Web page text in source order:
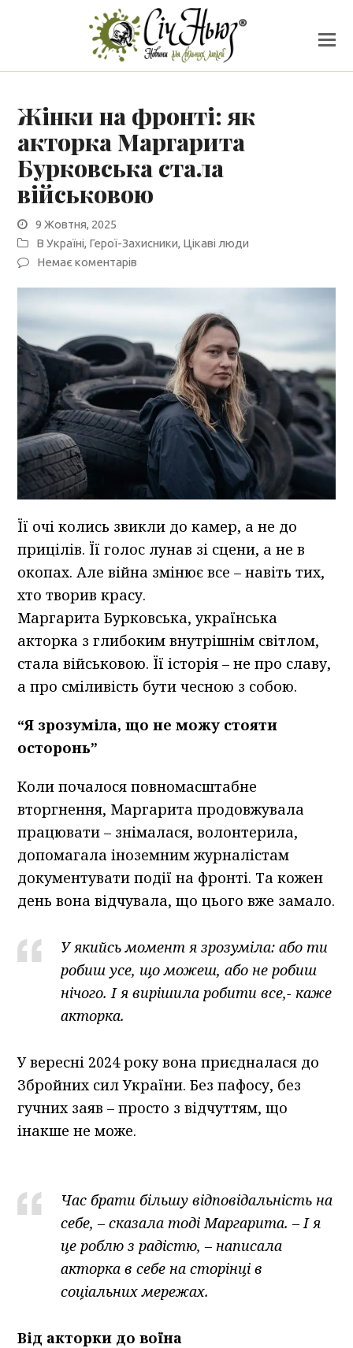
Жінки на фронті: як
акторка Маргарита
Бурковська стала
військовою
9 Жовтня, 2025
В Україні, Герої-Захисники, Цікаві люди
Немає коментарів
Її очі колись звикли до камер, а не до
прицілів. Її голос лунав зі сцени, а не в
окопах. Але війна змінює все – навіть тих,
хто творив красу.
Маргарита Бурковська, українська
акторка з глибоким внутрішнім світлом,
стала військовою. Її історія – не про славу,
а про сміливість бути чесною з собою.
“Я зрозуміла, що не можу стояти
осторонь”
Коли почалося повномасштабне
вторгнення, Маргарита продовжувала
працювати – знімалася, волонтерила,
допомагала іноземним журналістам
документувати події на фронті. Та кожен
день вона відчувала, що цього вже замало.
У якийсь момент я зрозуміла: або ти
робиш усе, що можеш, або не робиш
нічого. І я вирішила робити все,- каже
акторка.
У вересні 2024 року вона приєдналася до
Збройних сил України. Без пафосу, без
гучних заяв – просто з відчуттям, що
інакше не може.
Час брати більшу відповідальність на
себе, – сказала тоді Маргарита. – І я
це роблю з радістю, – написала
акторка в себе на сторінці в
соціальних мережах.
Від акторки до воїна